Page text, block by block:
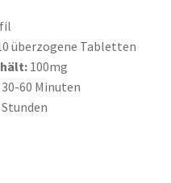
überzogene Tabletten
: 100mg
30-60 Minuten